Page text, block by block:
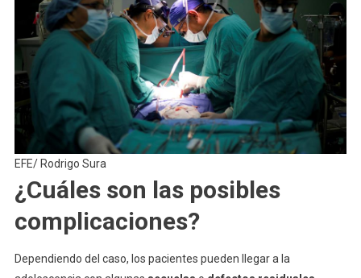
EFE/ Rodrigo Sura
¿Cuáles son las posibles
complicaciones?
Dependiendo del caso, los pacientes pueden llegar a la